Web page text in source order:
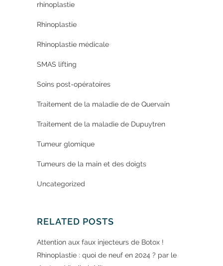
rhinoplastie
Rhinoplastie
Rhinoplastie médicale
SMAS lifting
Soins post-opératoires
Traitement de la maladie de de Quervain
Traitement de la maladie de Dupuytren
Tumeur glomique
Tumeurs de la main et des doigts
Uncategorized
RELATED POSTS
Attention aux faux injecteurs de Botox !
Rhinoplastie : quoi de neuf en 2024 ? par le